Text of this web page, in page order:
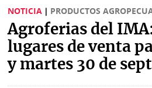
Sociedad
Judiciales
Política
Economía
Status
K
Vivir+
NOTICIA | PRODUCTOS
Agroferias del
lugares de venta
y martes 30 de